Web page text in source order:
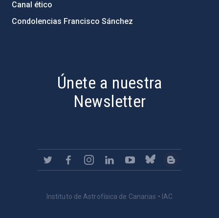
Canal ético
Condolencias Francisco Sánchez
Únete a nuestra
Newsletter
Instituto de Astrofísica de Canarias • IAC